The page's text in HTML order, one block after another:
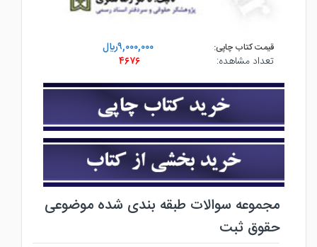
قیمت کتاب چاپی:
۹,۰۰۰,۰۰۰ريال
تعداد مشاهده:
۴۶۷۶
مجموعه سوالات طبقه بندی شده موضوعی
حقوق ثبت